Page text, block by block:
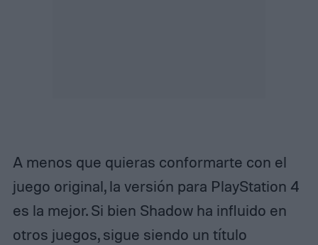
A menos que quieras conformarte con el
juego original, la versión para PlayStation 4
es la mejor. Si bien Shadow ha influido en
otros juegos, sigue siendo un título